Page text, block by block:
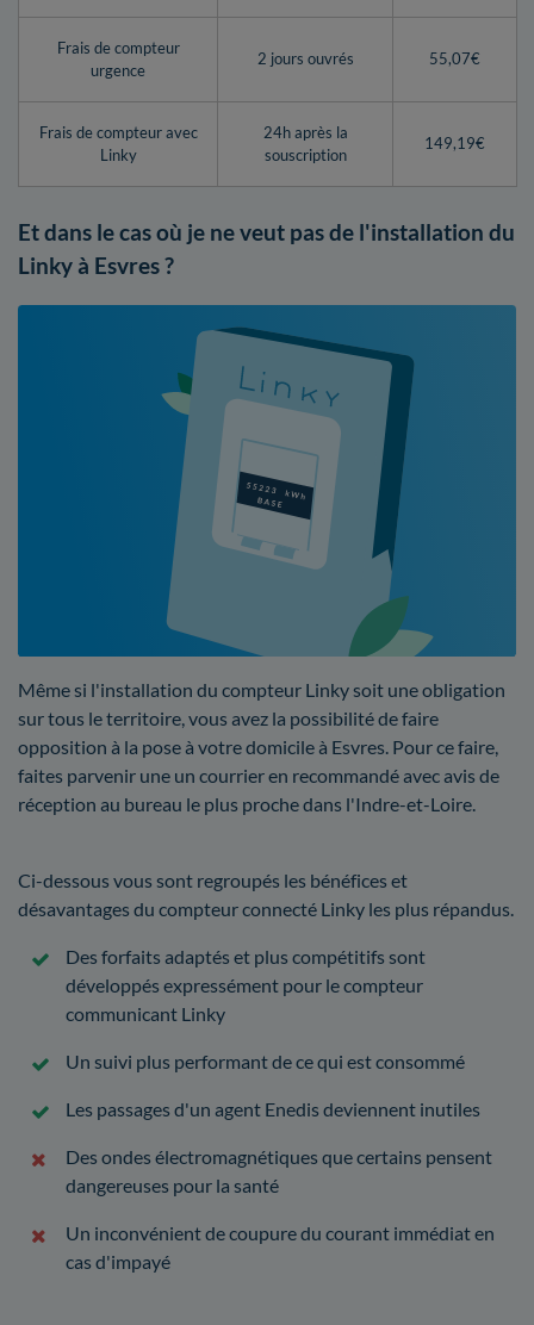
Frais de compteur
urgence
2 jours ouvrés 55,07€
Frais de compteur avec
Linky
24h après la
souscription
149,19€
Et dans le cas où je ne veut pas de l'installation du
Linky à Esvres ?
Même si l'installation du compteur Linky soit une obligation
sur tous le territoire, vous avez la possibilité de faire
opposition à la pose à votre domicile à Esvres. Pour ce faire,
faites parvenir une un courrier en recommandé avec avis de
réception au bureau le plus proche dans l'Indre-et-Loire.
Ci-dessous vous sont regroupés les bénéfices et
désavantages du compteur connecté Linky les plus répandus.
Des forfaits adaptés et plus compétitifs sont
développés expressément pour le compteur
communicant Linky
Un suivi plus performant de ce qui est consommé
Les passages d'un agent Enedis deviennent inutiles
Des ondes électromagnétiques que certains pensent
dangereuses pour la santé
Un inconvénient de coupure du courant immédiat en
cas d'impayé